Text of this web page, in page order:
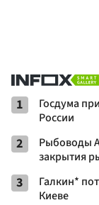
1
Госдума
России
2
Рыбоводы
закрытия
3
Галкин*
Киеве